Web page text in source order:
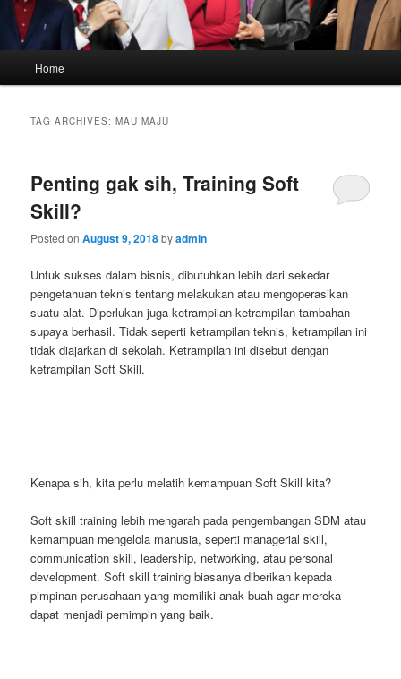
Home
TAG ARCHIVES:MAU MAJU
Penting gak sih, Training Soft
Skill?
Posted onAugust 9, 2018byadmin
Untuk sukses dalam bisnis, dibutuhkan lebih dari sekedar
pengetahuan teknis tentang melakukan atau mengoperasikan
suatu alat. Diperlukan juga ketrampilan-ketrampilan tambahan
supaya berhasil. Tidak seperti ketrampilan teknis, ketrampilan ini
tidak diajarkan di sekolah. Ketrampilan ini disebut dengan
ketrampilan Soft Skill.
Kenapa sih, kita perlu melatih kemampuan Soft Skill kita?
Soft skill training lebih mengarah pada pengembangan SDM atau
kemampuan mengelola manusia, seperti managerial skill,
communication skill, leadership, networking, atau personal
development. Soft skill training biasanya diberikan kepada
pimpinan perusahaan yang memiliki anak buah agar mereka
dapat menjadi pemimpin yang baik.